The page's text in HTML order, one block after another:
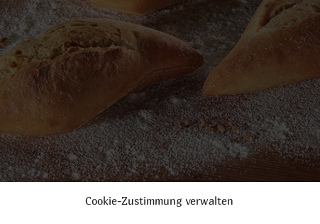
Cookie-Zustimmung verwalten